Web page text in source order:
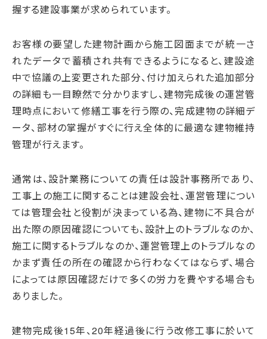
握する建設事業が求められています。
お客様の要望した建物計画から施工図面までが統一さ
れたデータで蓄積され共有できるようになると、建設途
中で協議の上変更された部分、付け加えられた追加部分
の詳細も一目瞭然で分かりますし、建物完成後の運営管
理時点において修繕工事を行う際の、完成建物の詳細デ
ータ、部材の掌握がすぐに行え全体的に最適な建物維持
管理が行えます。
通常は、設計業務についての責任は設計事務所であり、
工事上の施工に関することは建設会社、運営管理につい
ては管理会社と役割が決まっている為、建物に不具合が
出た際の原因確認についても、設計上のトラブルなのか、
施工に関するトラブルなのか、運営管理上のトラブルなの
かまず責任の所在の確認から行わなくてはならず、場合
によっては原因確認だけで多くの労力を費やする場合も
ありました。
建物完成後15年、20年経過後に行う改修工事に於いて